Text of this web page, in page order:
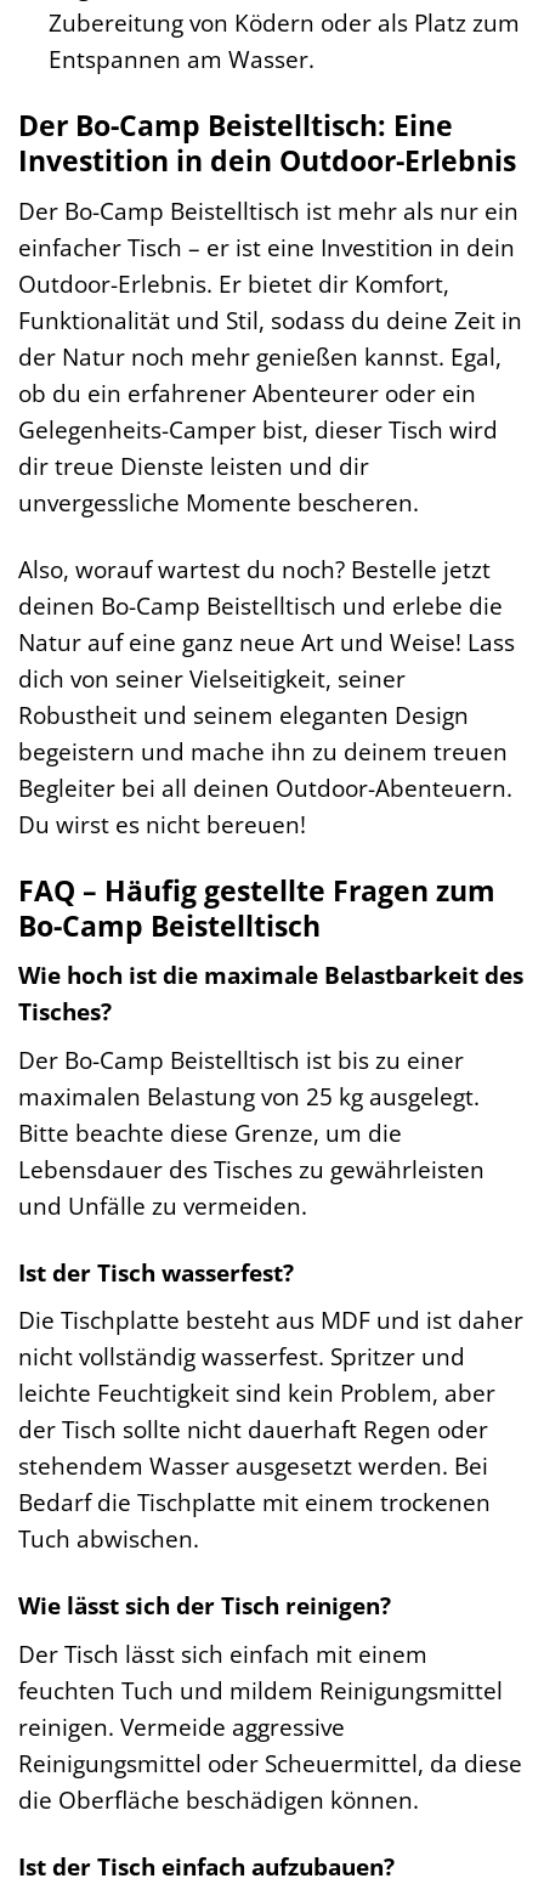
Zubereitung von Ködern oder als Platz zum
Entspannen am Wasser.
Der Bo-Camp Beistelltisch: Eine
Investition in dein Outdoor-Erlebnis
Der Bo-Camp Beistelltisch ist mehr als nur ein
einfacher Tisch – er ist eine Investition in dein
Outdoor-Erlebnis. Er bietet dir Komfort,
Funktionalität und Stil, sodass du deine Zeit in
der Natur noch mehr genießen kannst. Egal,
ob du ein erfahrener Abenteurer oder ein
Gelegenheits-Camper bist, dieser Tisch wird
dir treue Dienste leisten und dir
unvergessliche Momente bescheren.
Also, worauf wartest du noch? Bestelle jetzt
deinen Bo-Camp Beistelltisch und erlebe die
Natur auf eine ganz neue Art und Weise! Lass
dich von seiner Vielseitigkeit, seiner
Robustheit und seinem eleganten Design
begeistern und mache ihn zu deinem treuen
Begleiter bei all deinen Outdoor-Abenteuern.
Du wirst es nicht bereuen!
FAQ – Häufig gestellte Fragen zum
Bo-Camp Beistelltisch
Wie hoch ist die maximale Belastbarkeit des
Tisches?
Der Bo-Camp Beistelltisch ist bis zu einer
maximalen Belastung von 25 kg ausgelegt.
Bitte beachte diese Grenze, um die
Lebensdauer des Tisches zu gewährleisten
und Unfälle zu vermeiden.
Ist der Tisch wasserfest?
Die Tischplatte besteht aus MDF und ist daher
nicht vollständig wasserfest. Spritzer und
leichte Feuchtigkeit sind kein Problem, aber
der Tisch sollte nicht dauerhaft Regen oder
stehendem Wasser ausgesetzt werden. Bei
Bedarf die Tischplatte mit einem trockenen
Tuch abwischen.
Wie lässt sich der Tisch reinigen?
Der Tisch lässt sich einfach mit einem
feuchten Tuch und mildem Reinigungsmittel
reinigen. Vermeide aggressive
Reinigungsmittel oder Scheuermittel, da diese
die Oberfläche beschädigen können.
Ist der Tisch einfach aufzubauen?